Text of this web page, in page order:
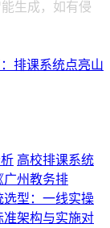
生成，如有侵
排课系统点亮山
高校排课系统
广州教务排
选型：一线实操
架构与实施对